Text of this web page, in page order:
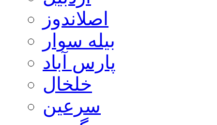
اصلاندوز
بیله سوار
پارس آباد
خلخال
سرعین